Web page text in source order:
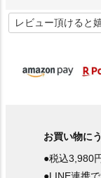
必
須
お買い物に
●税込3,980